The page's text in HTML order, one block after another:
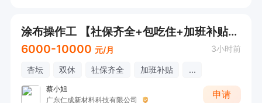
涂布操作工 【社保齐全+包吃住+加班补贴+全勤奖+技能培训】（欢迎咨询！）
6000-10000 元/月 3小时前
杏坛 双休 社保齐全 加班补贴 ...
蔡小姐
广东仁成新材料科技有限公司
申请